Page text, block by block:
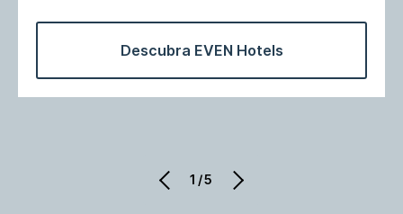
Descubra EVEN Hotels
1/5